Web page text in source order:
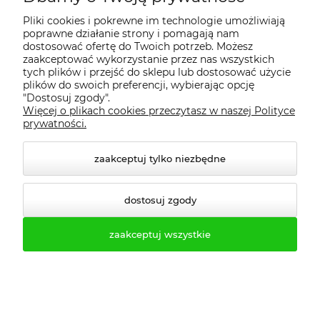
O firmie
Realizacje
Moje konto
Regulamin
Dostawa - realizacja
Gwarancja i zwroty
Pliki cookies i pokrewne im technologie umożliwiają
poprawne działanie strony i pomagają nam
dostosować ofertę do Twoich potrzeb. Możesz
zaakceptować wykorzystanie przez nas wszystkich
tych plików i przejść do sklepu lub dostosować użycie
plików do swoich preferencji, wybierając opcję
"Dostosuj zgody".
Więcej o plikach cookies przeczytasz w naszej Polityce
prywatności.
zaakceptuj tylko niezbędne
dostosuj zgody
zaakceptuj wszystkie